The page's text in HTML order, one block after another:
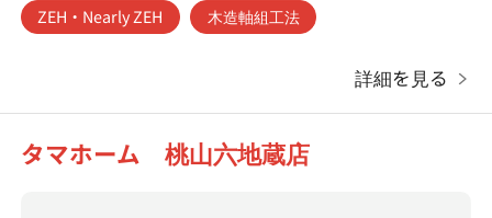
ZEH・Nearly ZEH
木造軸組工法
詳細を見る
タマホーム 桃山六地蔵店